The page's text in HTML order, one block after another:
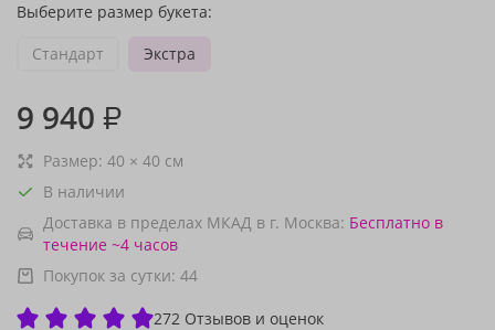
Выберите размер букета:
Стандарт
Экстра
9 940 ₽
Размер: 40 × 40 см
В наличии
Доставка в пределах МКАД в г. Москва: Бесплатно в
течение ~4 часов
Покупок за сутки: 44
272 Отзывов и оценок